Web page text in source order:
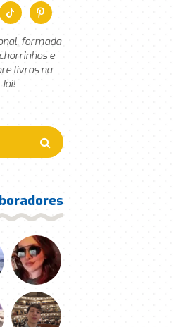
formada
e
livros na